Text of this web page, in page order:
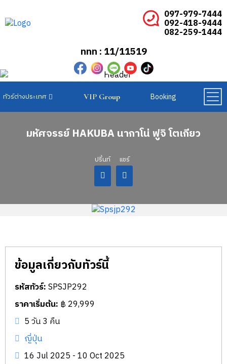
097-979-7444
092-418-9444
082-259-1444
ททท : 11/11519
VIP Group Booking
มหัศจรรย์ HAKUBA นากาโน่ ฟูจิ โตเกียว
ข้อมูลเกี่ยวกับทัวร์นี้
รหัสทัวร์:SPSJP292
ราคาเริ่มต้น: ฿ 29,999
5 วัน 3 คืน
ญี่ปุ่น
16 Jul 2025 - 10 Oct 2025